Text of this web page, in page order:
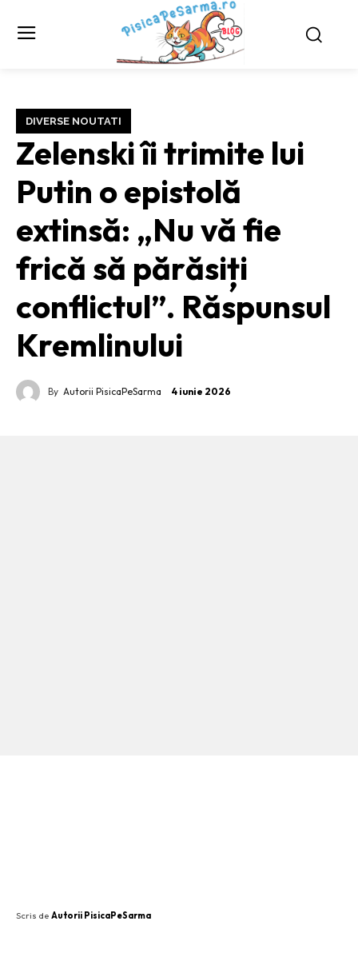
DIVERSE NOUTATI
Zelenski îi trimite lui
Putin o epistolă
extinsă: „Nu vă fie
frică să părăsiți
conflictul”. Răspunsul
Kremlinului
By Autorii PisicaPeSarma 4 iunie 2026
Scris de Autorii PisicaPeSarma